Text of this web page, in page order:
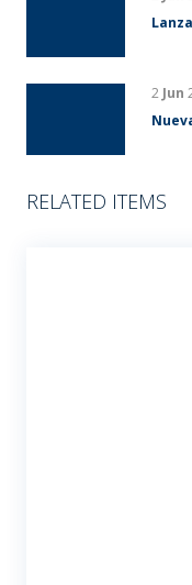
2 Jun
RELATED ITEMS